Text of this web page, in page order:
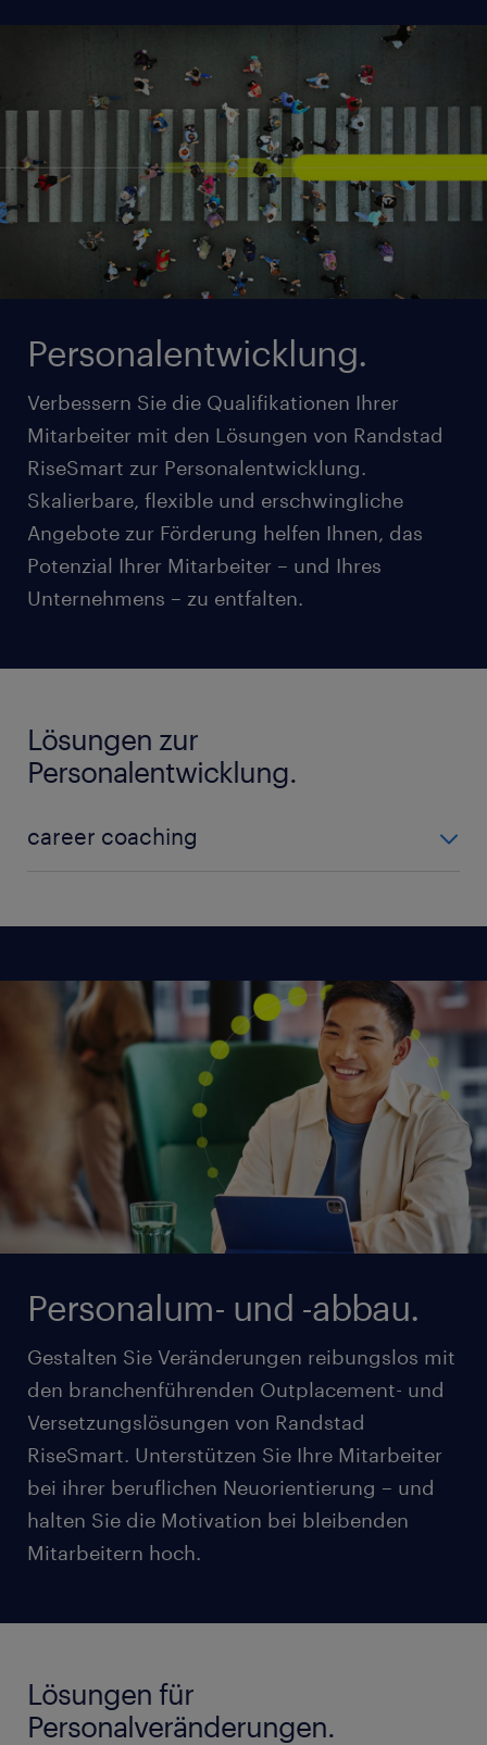
mehr erfahren
Personalentwicklung.
Verbessern Sie die Qualifikationen Ihrer
Mitarbeiter mit den Lösungen von Randstad
RiseSmart zur Personalentwicklung.
Skalierbare, flexible und erschwingliche
Angebote zur Förderung helfen Ihnen, das
Potenzial Ihrer Mitarbeiter – und Ihres
Unternehmens – zu entfalten.
Lösungen zur
Personalentwicklung.
career coaching
Unternehmen.
mehr erfahren
Personalum- und -abbau.
Gestalten Sie Veränderungen reibungslos mit
den branchenführenden Outplacement- und
Versetzungslösungen von Randstad
RiseSmart. Unterstützen Sie Ihre Mitarbeiter
bei ihrer beruflichen Neuorientierung – und
halten Sie die Motivation bei bleibenden
Mitarbeitern hoch.
Lösungen für
Personalveränderungen.